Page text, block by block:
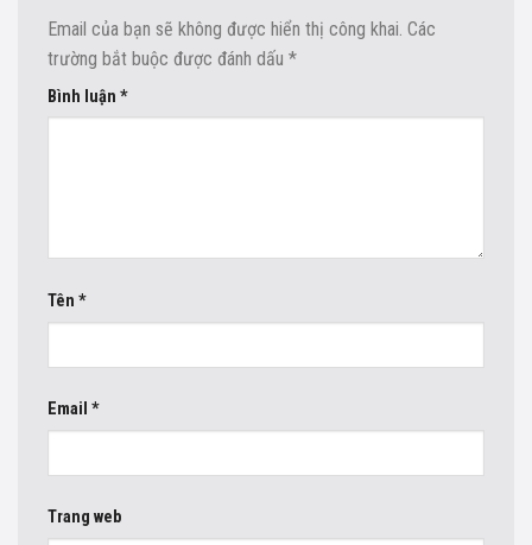
Email của bạn sẽ không được hiển thị công khai. Các
trường bắt buộc được đánh dấu *
Bình luận *
Tên *
Email *
Trang web